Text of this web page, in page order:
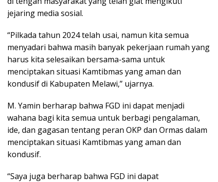
jejaring media sosial.
“Pilkada tahun 2024 telah usai, namun kita semua
menyadari bahwa masih banyak pekerjaan rumah yang
harus kita selesaikan bersama-sama untuk
menciptakan situasi Kamtibmas yang aman dan
kondusif di Kabupaten Melawi,” ujarnya.
M. Yamin berharap bahwa FGD ini dapat menjadi
wahana bagi kita semua untuk berbagi pengalaman,
ide, dan gagasan tentang peran OKP dan Ormas dalam
menciptakan situasi Kamtibmas yang aman dan
kondusif.
“Saya juga berharap bahwa FGD ini dapat